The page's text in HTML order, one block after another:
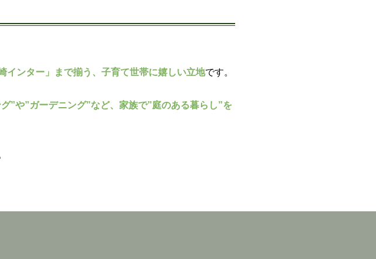
インター」まで揃う、子育て世帯に嬉しい立地です。
”や”ガーデニング”など、家族で”庭のある暮らし”を